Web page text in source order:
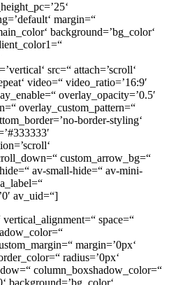
margin=“
background=’bg_color‘
src=“ attach=’scroll‘
video=“ video_ratio=’16:9′
overlay_opacity=’0.5′
overlay_custom_pattern=“
border-styling‘
custom_arrow_bg=“
av-small-hide=“ av-mini-
av_uid=“]
space=“
margin=’0px‘
radius=’0px‘
column_boxshadow_color=“